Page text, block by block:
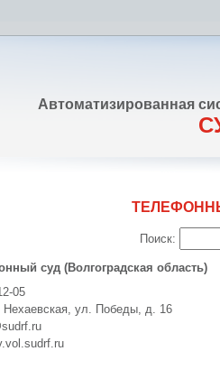
Автоматизированная
Поиск:
суд (Волгоградская область)
05
Нехаевская, ул. Победы, д. 16